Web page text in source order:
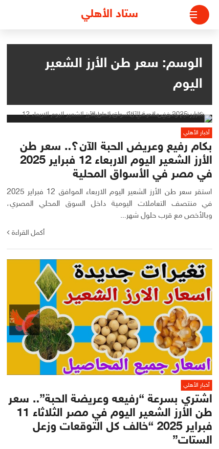
التجاوز
المحتوى
ستاد الأهلي
الوسم: سعر طن الأرز الشعير
اليوم
أخبار الأهلي
بكام رفيع وعريض الحبة الآن؟.. سعر طن
الأرز الشعير اليوم الاربعاء 12 فبراير 2025
في مصر في الأسواق المحلية
استقر سعر طن الأرز الشعير اليوم الاربعاء الموافق 12 فبراير 2025
في منتصف التعاملات اليومية داخل السوق المحلي المصري،
وبالأخص مع قرب حلول شهر...
أكمل القراءة
أخبار الأهلي
اشتري بسرعة “رفيعه وعريضة الحبة”.. سعر
طن الأرز الشعير اليوم في مصر الثلاثاء 11
فبراير 2025 “خالف كل التوقعات وزعل
الستات”